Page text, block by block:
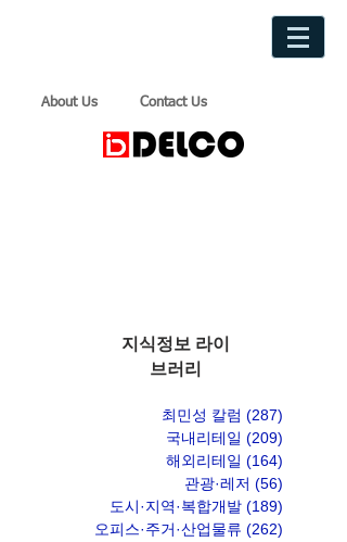
About Us Contact Us
지식정보 라이
브러리
최민성 칼럼 (287)
국내리테일 (209)
해외리테일 (164)
관광·레저 (56)
도시·지역·복합개발 (189)
오피스·주거·산업물류 (262)